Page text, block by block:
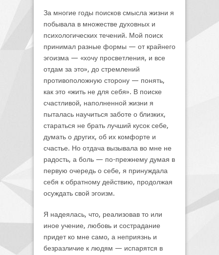
За многие годы поисков смысла жизни я
побывала в множестве духовных и
психологических течений. Мой поиск
принимал разные формы — от крайнего
эгоизма — «хочу просветления, и все
отдам за это», до стремлений
противоположную сторону — понять,
как это «жить не для себя». В поиске
счастливой, наполненной жизни я
пыталась научиться заботе о близких,
стараться не брать лучший кусок себе,
думать о других, об их комфорте и
счастье. Но отдача вызывала во мне не
радость, а боль — по-прежнему думая в
первую очередь о себе, я принуждала
себя к обратному действию, продолжая
осуждать свой эгоизм.
Я надеялась, что, реализовав то или
иное учение, любовь и сострадание
придет ко мне само, а неприязнь и
безразличие к людям — испарятся в